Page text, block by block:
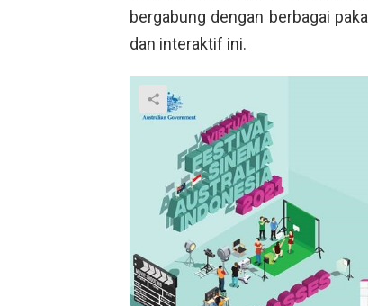
bergabung dengan berbagai
dan interaktif ini.